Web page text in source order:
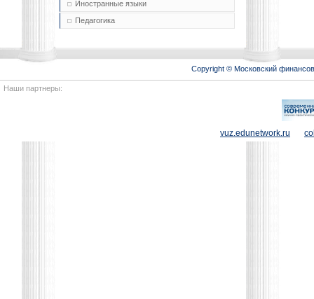
Иностранные языки
Педагогика
Copyright © Московский
Наши партнеры:
vuz.edunetwork.ru